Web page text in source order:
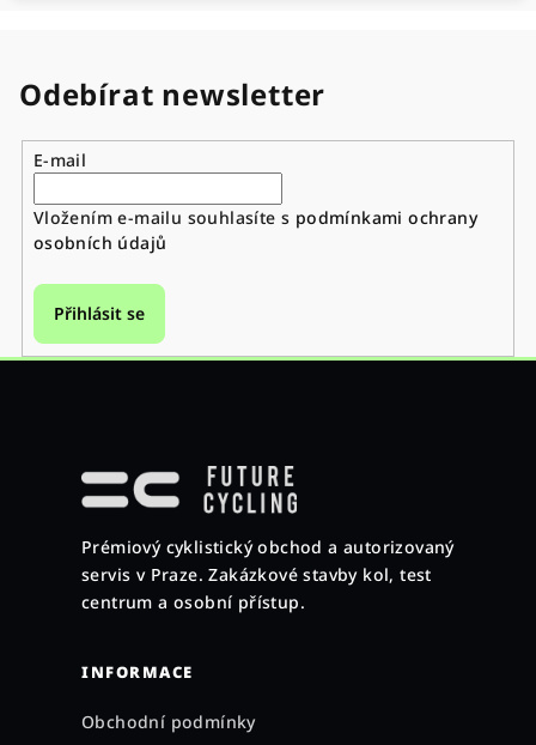
Odebírat newsletter
E-mail
Vložením e-mailu souhlasíte s podmínkami ochrany
osobních údajů
Přihlásit se
Prémiový cyklistický obchod a autorizovaný
servis v Praze. Zakázkové stavby kol, test
centrum a osobní přístup.
INFORMACE
Obchodní podmínky